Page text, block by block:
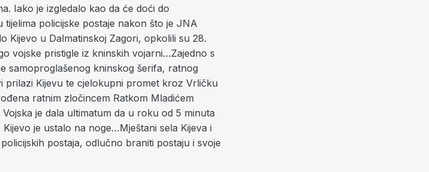
Iako je izgledalo kao da će doći do
tijelima policijske postaje nakon što je JNA
Kijevo u Dalmatinskoj Zagori, opkolili su 28.
vojske pristigle iz kninskih vojarni…Zajedno s
samoproglašenog kninskog šerifa, ratnog
prilazi Kijevu te cjelokupni promet kroz Vrličku
ratnim zločincem Ratkom Mladićem
je dala ultimatum da u roku od 5 minuta
je ustalo na noge…Mještani sela Kijeva i
postaja, odlučno braniti postaju i svoje